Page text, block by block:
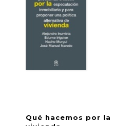
Qué hacemos por la